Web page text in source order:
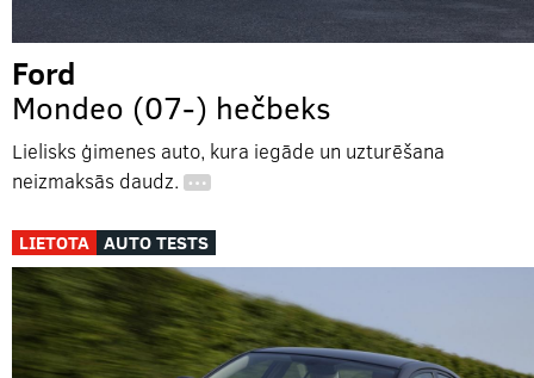
Ford
Mondeo (07-) hečbeks
Lielisks ģimenes auto, kura iegāde un uzturēšana
neizmaksās daudz. …
LIETOTA AUTO TESTS